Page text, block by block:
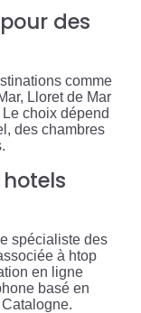
des
comme
Lloret de Mar
choix dépend
des chambres
spécialiste des
à htop
en ligne
basé en